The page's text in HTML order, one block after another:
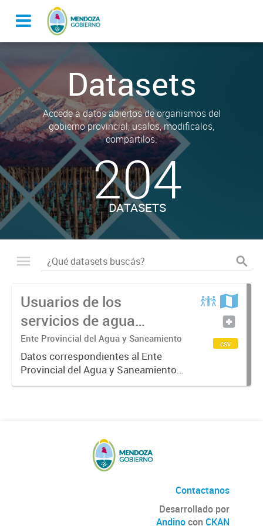
Datasets
Accede a datos abiertos de organismos del
gobierno provincial, usalos, modificalos,
compartilos.
204
DATASETS
Usuarios de los
servicios de agua
potable y cloacas
Ente Provincial del Agua y Saneamiento
Datos correspondientes al Ente
Provincial del Agua y Saneamiento
de Mendoza sobre las cuentas que
csv
Contactanos
Desarrollado por
Andinocon CKAN